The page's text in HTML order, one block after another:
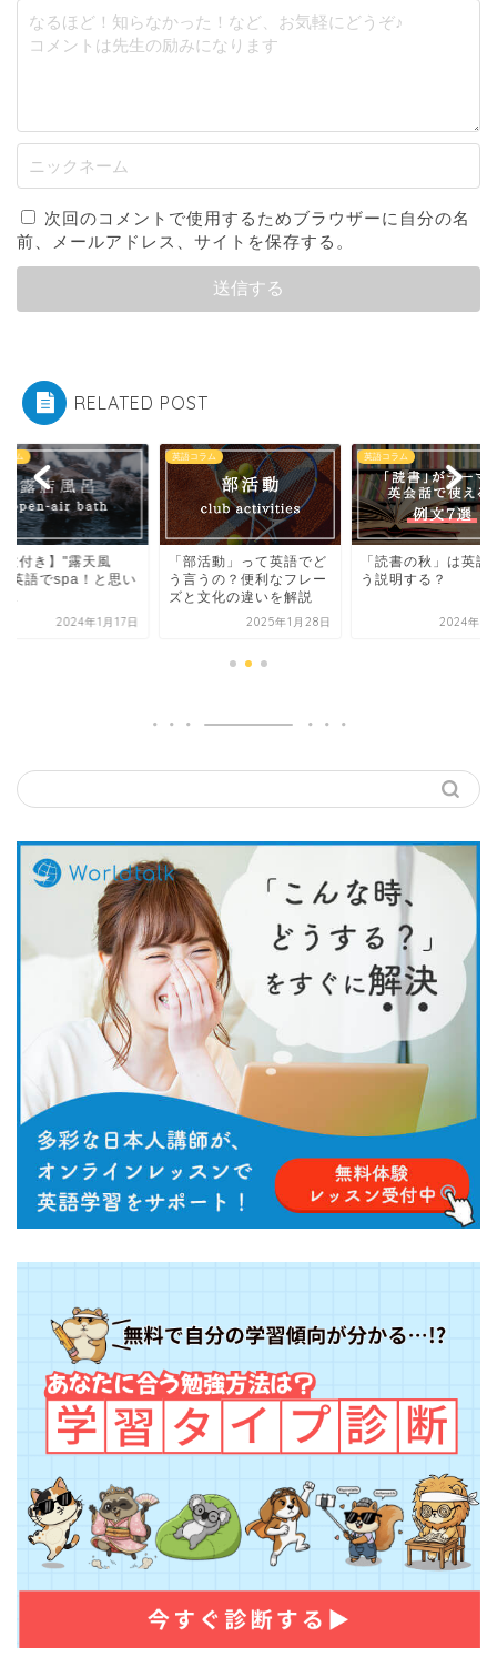
次回のコメントで使用するためブラウザーに自分の名
前、メールアドレス、サイトを保存する。
RELATED POST
ラム
活動」って英語でど
うの？便利なフレー
2025年1月28日
英語コラム
「読書の秋」は英語でど
う説明する？
2024年9月19日
英語コラム
【例文付き】"露天風
呂"は英語でspa！と
2024年1